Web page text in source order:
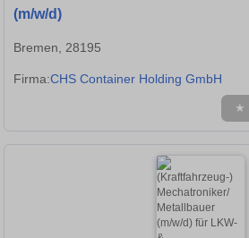
(m/w/d)
Bremen, 28195
Firma:CHS Container Holding GmbH
★